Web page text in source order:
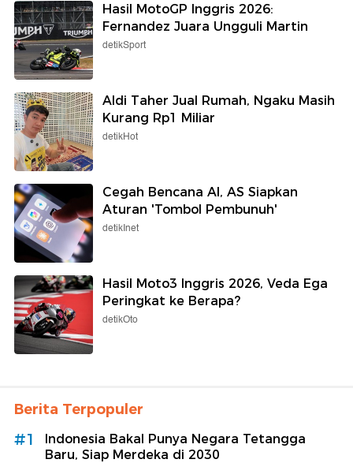
Hasil MotoGP Inggris 2026:
Fernandez Juara Ungguli Martin
detikSport
Aldi Taher Jual Rumah, Ngaku Masih
Kurang Rp1 Miliar
detikHot
Cegah Bencana AI, AS Siapkan
Aturan 'Tombol Pembunuh'
detikInet
Hasil Moto3 Inggris 2026, Veda Ega
Peringkat ke Berapa?
detikOto
Berita Terpopuler
#1
Indonesia Bakal Punya Negara Tetangga
Baru, Siap Merdeka di 2030